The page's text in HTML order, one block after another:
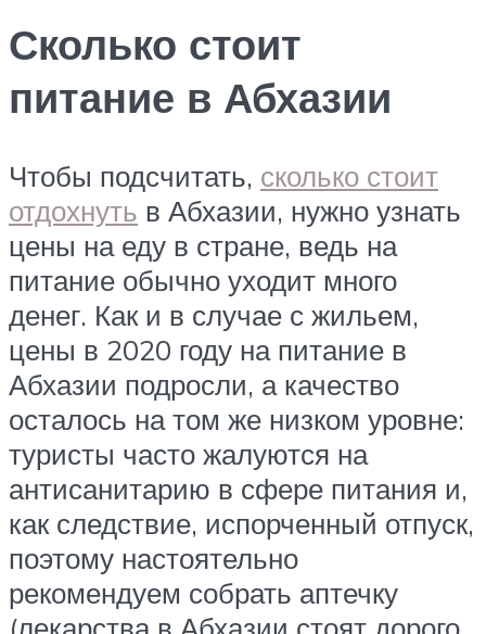
Сколько стоит
питание в Абхазии
Чтобы подсчитать, сколько стоит
отдохнуть в Абхазии, нужно узнать
цены на еду в стране, ведь на
питание обычно уходит много
денег. Как и в случае с жильем,
цены в 2020 году на питание в
Абхазии подросли, а качество
осталось на том же низком уровне:
туристы часто жалуются на
антисанитарию в сфере питания и,
как следствие, испорченный отпуск,
поэтому настоятельно
рекомендуем собрать аптечку